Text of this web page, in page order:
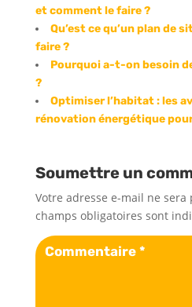
et comment le faire ?
Qu’est ce qu’un plan de
faire ?
Pourquoi a-t-on besoin
?
Optimiser l’habitat : les
rénovation énergétique
Soumettre un
Votre adresse e-mail ne sera
champs obligatoires sont